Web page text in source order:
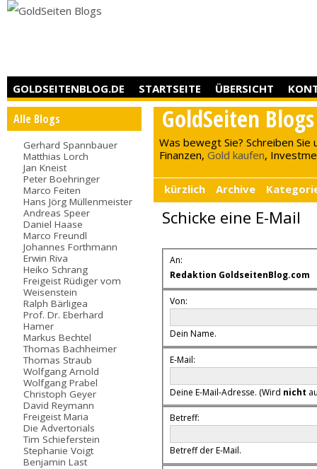
GOLDSEITENBLOG.DE STARTSEITE ÜBERSICHT
Alle Blogs
Gerhard Spannbauer
Matthias Lorch
Jan Kneist
Peter Boehringer
Marco Feiten
Hans Jörg Müllenmeister
Andreas Speer
Daniel Haase
Marco Freundl
Johannes Forthmann
Erwin Riva
Heiko Schrang
Freigeist Rüdiger vom
Weisenstein
Ralph Bärligea
Prof. Dr. Eberhard
Hamer
Markus Bechtel
Thomas Bachheimer
Thomas Straub
Wolfgang Arnold
Wolfgang Prabel
Christoph Geyer
David Reymann
Freigeist Maria
Die Advertorials
Tim Schieferstein
Stephanie Voigt
Benjamin Last
GoldSeiten Blogs
Was bewegt Sie? Schreiben Sie
Finanzen,Gold kaufen,
kürzlich Archive
Schicke eine E-Mail
An:
Redaktion GoldseitenBlog.com
Von:
Dein Name.
E-Mail:
Deine E-Mail-Adresse. (Wird nicht
Betreff:
Betreff der E-Mail.